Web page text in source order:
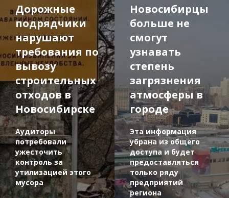
Дорожные
подрядчики
нарушают
требования по
вывозу
строительных
отходов в
Новосибирске
Аудиторы
потребовали
ужесточить
контроль за
утилизацией этого
мусора
Новосибирцы
больше не
смогут
узнавать
степень
загрязнения
атмосферы в
городе
Эта информация
убрана из общего
доступа и будет
предоставляться
только ряду
предприятий
региона